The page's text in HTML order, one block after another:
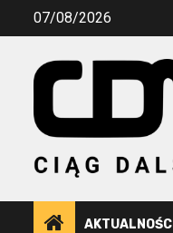
Przejdź07/08/2026
AKTUALNOŚCI